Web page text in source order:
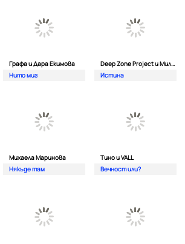
Графа и Дара Екимова
Нито миг
Deep Zone Project и Милена
Истина
Михаела Маринова
Някъде там
Тино и VALL
Вечност или?